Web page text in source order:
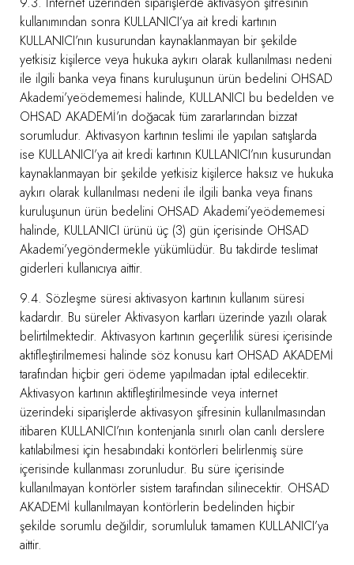
kullanımından sonra KULLANICI’ya ait kredi kartının
KULLANICI’nın kusurundan kaynaklanmayan bir şekilde
yetkisiz kişilerce veya hukuka aykırı olarak kullanılması nedeni
ile ilgili banka veya finans kuruluşunun ürün bedelini OHSAD
Akademi’yeödememesi halinde, KULLANICI bu bedelden ve
OHSAD AKADEMİ’ın doğacak tüm zararlarından bizzat
sorumludur. Aktivasyon kartının teslimi ile yapılan satışlarda
ise KULLANICI’ya ait kredi kartının KULLANICI’nın kusurundan
kaynaklanmayan bir şekilde yetkisiz kişilerce haksız ve hukuka
aykırı olarak kullanılması nedeni ile ilgili banka veya finans
kuruluşunun ürün bedelini OHSAD Akademi’yeödememesi
halinde, KULLANICI ürünü üç (3) gün içerisinde OHSAD
Akademi’yegöndermekle yükümlüdür. Bu takdirde teslimat
giderleri kullanıcıya aittir.
9.4. Sözleşme süresi aktivasyon kartının kullanım süresi
kadardır. Bu süreler Aktivasyon kartları üzerinde yazılı olarak
belirtilmektedir. Aktivasyon kartının geçerlilik süresi içerisinde
aktifleştirilmemesi halinde söz konusu kart OHSAD AKADEMİ
tarafından hiçbir geri ödeme yapılmadan iptal edilecektir.
Aktivasyon kartının aktifleştirilmesinde veya internet
üzerindeki siparişlerde aktivasyon şifresinin kullanılmasından
itibaren KULLANICI’nın kontenjanla sınırlı olan canlı derslere
katılabilmesi için hesabındaki kontörleri belirlenmiş süre
içerisinde kullanması zorunludur. Bu süre içerisinde
kullanılmayan kontörler sistem tarafından silinecektir. OHSAD
AKADEMİ kullanılmayan kontörlerin bedelinden hiçbir
şekilde sorumlu değildir, sorumluluk tamamen KULLANICI’ya
aittir.